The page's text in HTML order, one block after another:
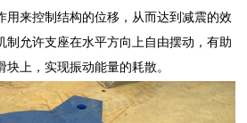
用来控制结构的位移，从而达到减震的效
制允许支座在水平方向上自由摆动，有助
上，实现振动能量的耗散。